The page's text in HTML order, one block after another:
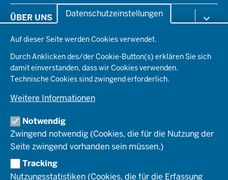
Datenschutzeinstellungen
Auf dieser Seite werden Cookies verwendet.
Durch Anklicken des/der Cookie-Button(s) erklären Sie sich
damit einverstanden, dass wir Cookies verwenden.
Technische Cookies sind zwingend erforderlich.
Weitere Informationen
Notwendig
Zwingend notwendig (Cookies, die für die Nutzung der
Seite zwingend vorhanden sein müssen.)
Tracking
Nutzungsstatistiken (Cookies, die für die Erfassung
der
Fußzeile
Gesundheit & Soziales
Kommunales & Wirtschaft
Planen & Bauen
Schule & Bildung
Umwelt & Natur
ÜBER UNS
Aktenpläne
Organisationsstruktur
Behördenleitung
Die Bezirksregierung
Organisationsplan
Institutionen
Arbeitgeberprofil
Stellenangebote
Ausbildung
PRESSE
Pressefotos
Social-Media-Kanäle
REGIONALRAT DÜSSELDORF
SERVICES
Bekanntmachungen
HOTLINE